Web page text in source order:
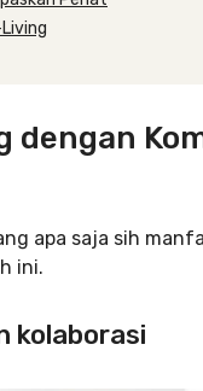
dengan
apa saja sih
ini.
kolaborasi